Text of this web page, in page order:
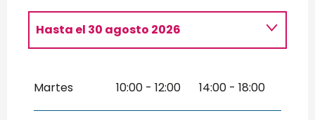
Hasta el 30 agosto 2026
Del31 agosto 2026al16 octubre
Martes 10:00 - 12:00 14:00 - 18:00